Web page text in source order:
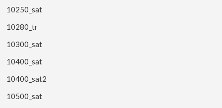
10250_sat
10280_tr
10300_sat
10400_sat
10400_sat2
10500_sat